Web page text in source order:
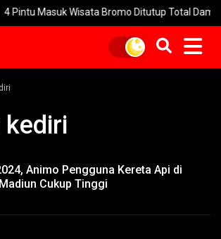
Masuk Wisata Bromo Ditutup Total Dampak
Animo Pengguna Kereta Api di
Cukup Tinggi